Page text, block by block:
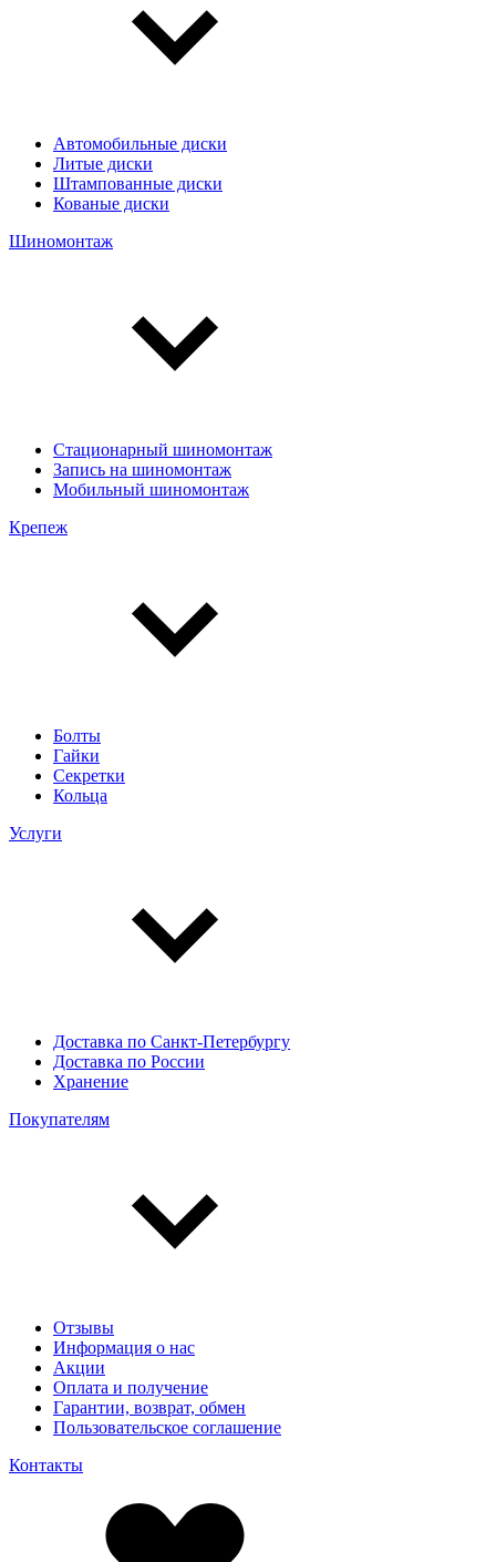
Автомобильные диски
Литые диски
Штампованные диски
Кованые диски
Шиномонтаж
Стационарный шиномонтаж
Запись на шиномонтаж
Мобильный шиномонтаж
Крепеж
Болты
Гайки
Секретки
Кольца
Услуги
Доставка по Санкт-Петербургу
Доставка по России
Хранение
Покупателям
Отзывы
Информация о нас
Акции
Оплата и получение
Гарантии, возврат, обмен
Пользовательское соглашение
Контакты